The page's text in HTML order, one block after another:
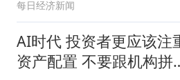
单）
每日经济新闻
AI时代 投资者更应该注
资产配置 不要跟机构拼